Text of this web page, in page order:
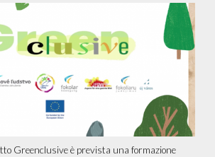
Greenclusive è prevista una formazione